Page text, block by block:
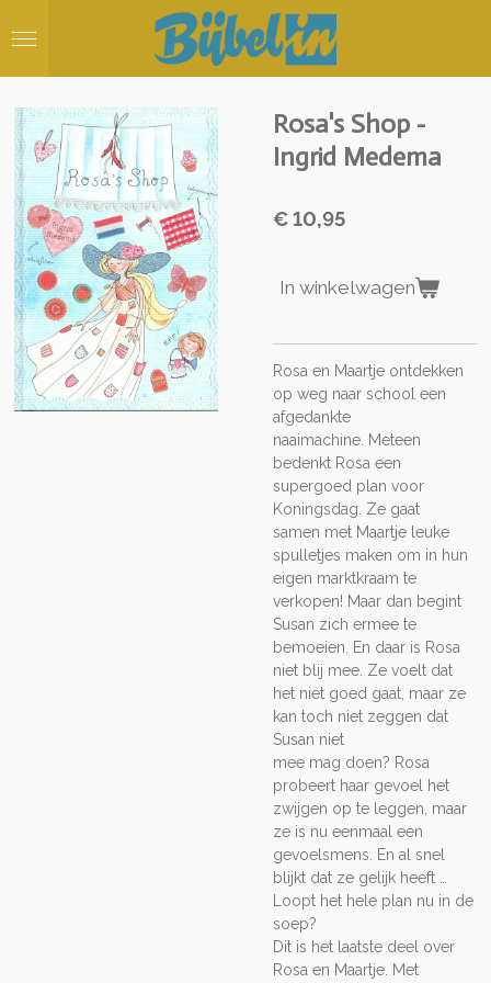
direct
hoofdinhoud
Rosa's Shop -
Ingrid Medema
€ 10,95
In winkelwagen
Rosa en Maartje ontdekken
op weg naar school een
afgedankte
naaimachine. Meteen
bedenkt Rosa een
supergoed plan voor
Koningsdag. Ze gaat
samen met Maartje leuke
spulletjes maken om in hun
eigen marktkraam te
verkopen! Maar dan begint
Susan zich ermee te
bemoeien. En daar is Rosa
niet blij mee. Ze voelt dat
het niet goed gaat, maar ze
kan toch niet zeggen dat
Susan niet
mee mag doen? Rosa
probeert haar gevoel het
zwijgen op te leggen, maar
ze is nu eenmaal een
gevoelsmens. En al snel
blijkt dat ze gelijk heeft …
Loopt het hele plan nu in de
soep?
Dit is het laatste deel over
Rosa en Maartje. Met